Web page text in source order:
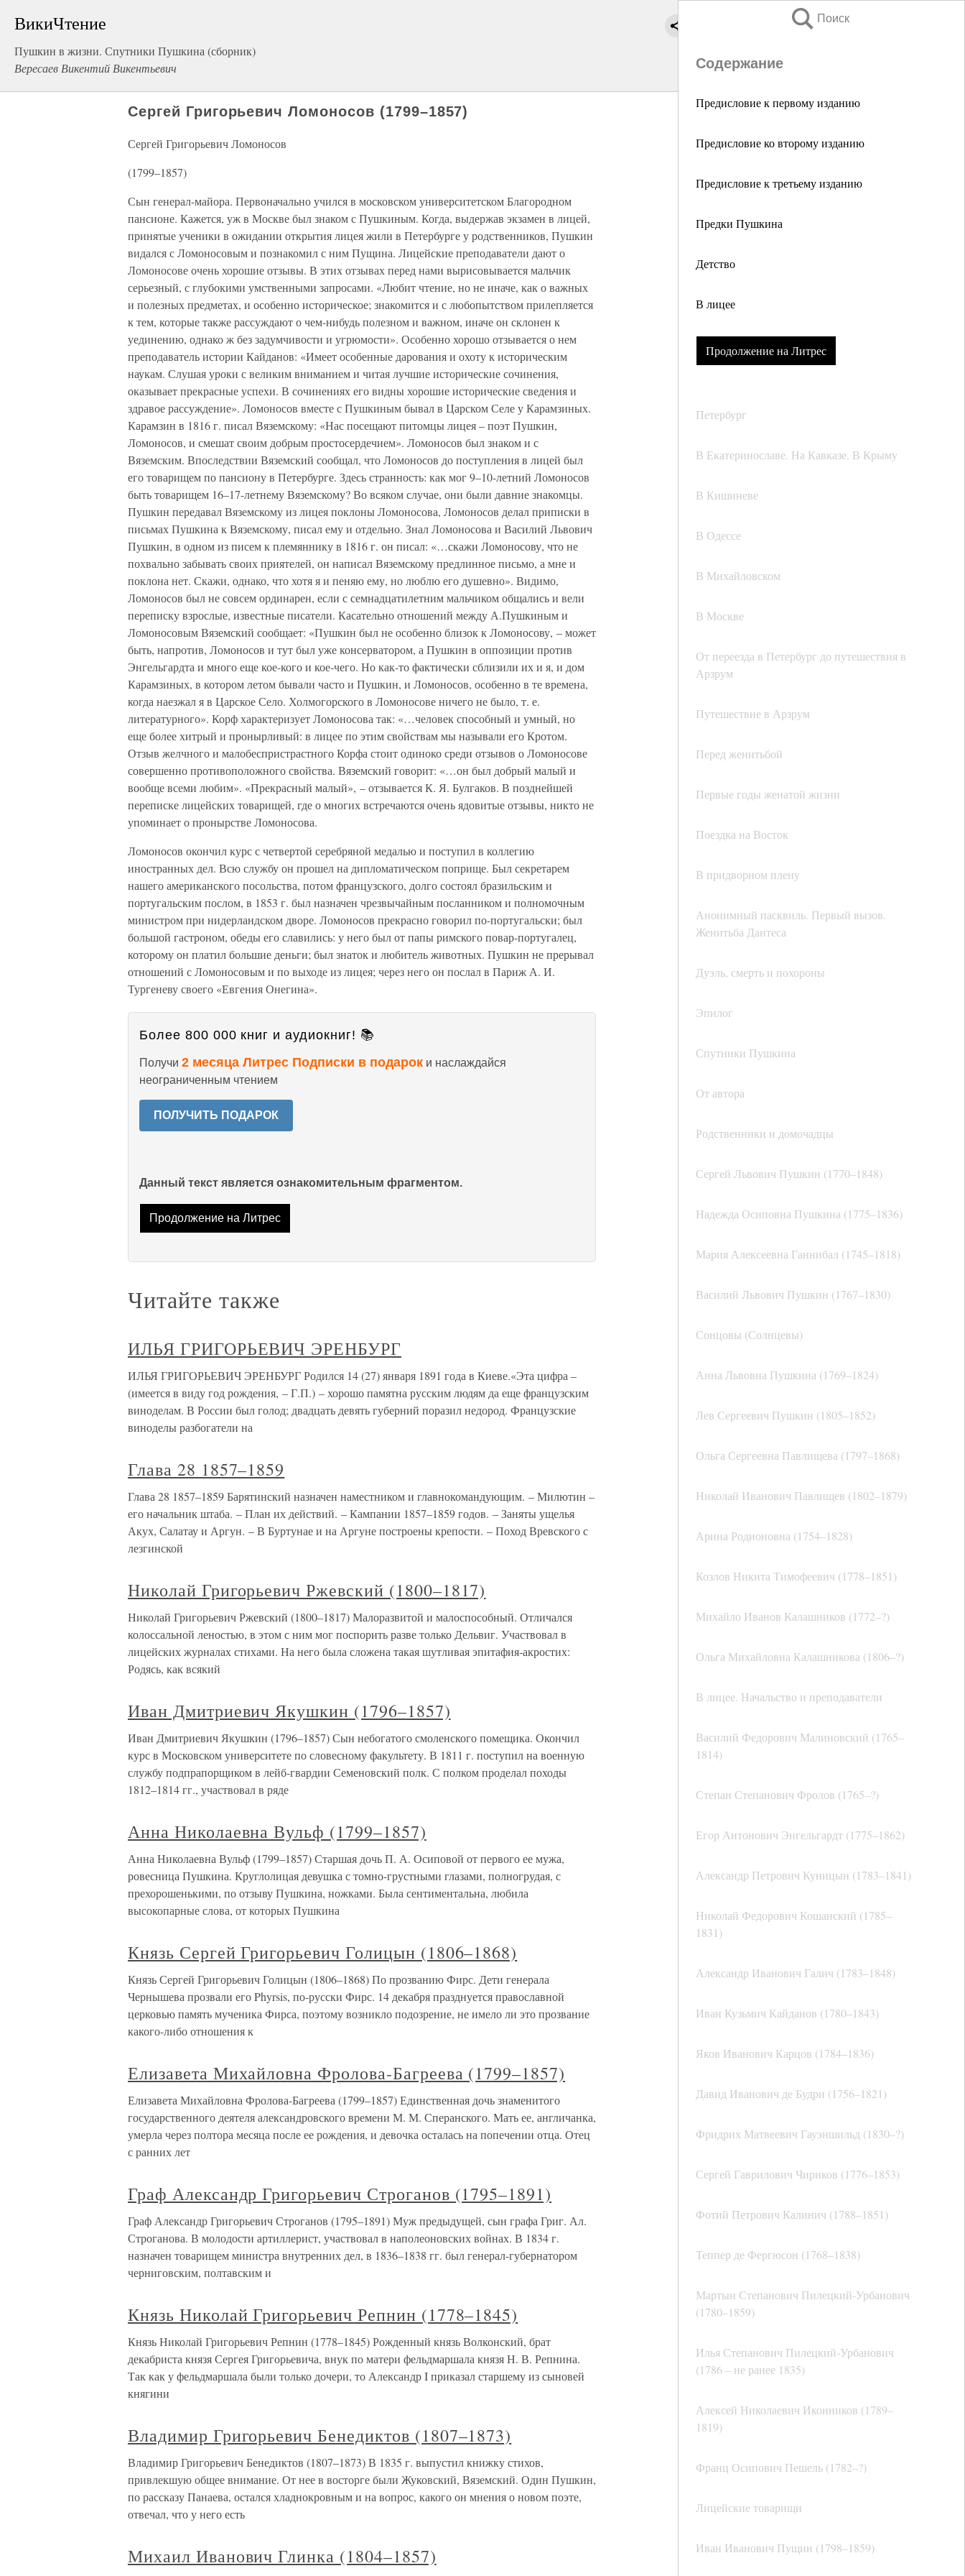
ВикиЧтение
Пушкин в жизни. Спутники Пушкина (сборник)
Вересаев Викентий Викентьевич
Поиск
Содержание
Предисловие к первому изданию
Предисловие ко второму изданию
Предисловие к третьему изданию
Предки Пушкина
Детство
В лицее
Продолжение на Литрес
Петербург
В Екатеринославе. На Кавказе. В Крыму
В Кишиневе
В Одессе
В Михайловском
В Москве
От переезда в Петербург до путешествия в
Арзрум
Путешествие в Арзрум
Перед женитьбой
Первые годы женатой жизни
Поездка на Восток
В придворном плену
Анонимный пасквиль. Первый вызов.
Женитьба Дантеса
Дуэль, смерть и похороны
Эпилог
Спутники Пушкина
От автора
Родственники и домочадцы
Сергей Львович Пушкин (1770–1848)
Надежда Осиповна Пушкина (1775–1836)
Мария Алексеевна Ганнибал (1745–1818)
Василий Львович Пушкин (1767–1830)
Сонцовы (Солнцевы)
Анна Львовна Пушкина (1769–1824)
Лев Сергеевич Пушкин (1805–1852)
Ольга Сергеевна Павлищева (1797–1868)
Николай Иванович Павлищев (1802–1879)
Арина Родионовна (1754–1828)
Козлов Никита Тимофеевич (1778–1851)
Михайло Иванов Калашников (1772–?)
Ольга Михайловна Калашникова (1806–?)
В лицее. Начальство и преподаватели
Василий Федорович Малиновский (1765–
1814)
Степан Степанович Фролов (1765–?)
Егор Антонович Энгельгардт (1775–1862)
Александр Петрович Куницын (1783–1841)
Николай Федорович Кошанский (1785–
1831)
Александр Иванович Галич (1783–1848)
Иван Кузьмич Кайданов (1780–1843)
Яков Иванович Карцов (1784–1836)
Давид Иванович де Будри (1756–1821)
Фридрих Матвеевич Гауэншильд (1830–?)
Сергей Гаврилович Чириков (1776–1853)
Фотий Петрович Калинич (1788–1851)
Теппер де Фергюсон (1768–1838)
Мартын Степанович Пилецкий-Урбанович
(1780–1859)
Илья Степанович Пилецкий-Урбанович
(1786 – не ранее 1835)
Алексей Николаевич Иконников (1789–
1819)
Франц Осипович Пешель (1782–?)
Лицейские товарищи
Иван Иванович Пущин (1798–1859)
Сергей Григорьевич Ломоносов (1799–1857)
Сергей Григорьевич Ломоносов
(1799–1857)
Сын генерал-майора. Первоначально учился в московском университетском Благородном
пансионе. Кажется, уж в Москве был знаком с Пушкиным. Когда, выдержав экзамен в лицей,
принятые ученики в ожидании открытия лицея жили в Петербурге у родственников, Пушкин
видался с Ломоносовым и познакомил с ним Пущина. Лицейские преподаватели дают о
Ломоносове очень хорошие отзывы. В этих отзывах перед нами вырисовывается мальчик
серьезный, с глубокими умственными запросами. «Любит чтение, но не иначе, как о важных
и полезных предметах, и особенно историческое; знакомится и с любопытством прилепляется
к тем, которые также рассуждают о чем-нибудь полезном и важном, иначе он склонен к
уединению, однако ж без задумчивости и угрюмости». Особенно хорошо отзывается о нем
преподаватель истории Кайданов: «Имеет особенные дарования и охоту к историческим
наукам. Слушая уроки с великим вниманием и читая лучшие исторические сочинения,
оказывает прекрасные успехи. В сочинениях его видны хорошие исторические сведения и
здравое рассуждение». Ломоносов вместе с Пушкиным бывал в Царском Селе у Карамзиных.
Карамзин в 1816 г. писал Вяземскому: «Нас посещают питомцы лицея – поэт Пушкин,
Ломоносов, и смешат своим добрым простосердечием». Ломоносов был знаком и с
Вяземским. Впоследствии Вяземский сообщал, что Ломоносов до поступления в лицей был
его товарищем по пансиону в Петербурге. Здесь странность: как мог 9–10-летний Ломоносов
быть товарищем 16–17-летнему Вяземскому? Во всяком случае, они были давние знакомцы.
Пушкин передавал Вяземскому из лицея поклоны Ломоносова, Ломоносов делал приписки в
письмах Пушкина к Вяземскому, писал ему и отдельно. Знал Ломоносова и Василий Львович
Пушкин, в одном из писем к племяннику в 1816 г. он писал: «…скажи Ломоносову, что не
похвально забывать своих приятелей, он написал Вяземскому предлинное письмо, а мне и
поклона нет. Скажи, однако, что хотя я и пеняю ему, но люблю его душевно». Видимо,
Ломоносов был не совсем ординарен, если с семнадцатилетним мальчиком общались и вели
переписку взрослые, известные писатели. Касательно отношений между А.Пушкиным и
Ломоносовым Вяземский сообщает: «Пушкин был не особенно близок к Ломоносову, – может
быть, напротив, Ломоносов и тут был уже консерватором, а Пушкин в оппозиции против
Энгельгардта и много еще кое-кого и кое-чего. Но как-то фактически сблизили их и я, и дом
Карамзиных, в котором летом бывали часто и Пушкин, и Ломоносов, особенно в те времена,
когда наезжал я в Царское Село. Холмогорского в Ломоносове ничего не было, т. е.
литературного». Корф характеризует Ломоносова так: «…человек способный и умный, но
еще более хитрый и пронырливый: в лицее по этим свойствам мы называли его Кротом.
Отзыв желчного и малобеспристрастного Корфа стоит одиноко среди отзывов о Ломоносове
совершенно противоположного свойства. Вяземский говорит: «…он был добрый малый и
вообще всеми любим». «Прекрасный малый», – отзывается К. Я. Булгаков. В позднейшей
переписке лицейских товарищей, где о многих встречаются очень ядовитые отзывы, никто не
упоминает о пронырстве Ломоносова.
Ломоносов окончил курс с четвертой серебряной медалью и поступил в коллегию
иностранных дел. Всю службу он прошел на дипломатическом поприще. Был секретарем
нашего американского посольства, потом французского, долго состоял бразильским и
португальским послом, в 1853 г. был назначен чрезвычайным посланником и полномочным
министром при нидерландском дворе. Ломоносов прекрасно говорил по-португальски; был
большой гастроном, обеды его славились: у него был от папы римского повар-португалец,
которому он платил большие деньги; был знаток и любитель животных. Пушкин не прерывал
отношений с Ломоносовым и по выходе из лицея; через него он послал в Париж А. И.
Тургеневу своего «Евгения Онегина».
Более 800 000 книг и аудиокниг! 📚
Получи 2 месяца Литрес Подписки в подарок и наслаждайся
неограниченным чтением
ПОЛУЧИТЬ ПОДАРОК
Данный текст является ознакомительным фрагментом.
Продолжение на Литрес
Читайте также
ИЛЬЯ ГРИГОРЬЕВИЧ ЭРЕНБУРГ
ИЛЬЯ ГРИГОРЬЕВИЧ ЭРЕНБУРГ Родился 14 (27) января 1891 года в Киеве.«Эта цифра –
(имеется в виду год рождения, – Г.П.) – хорошо памятна русским людям да еще французским
виноделам. В России был голод; двадцать девять губерний поразил недород. Французские
виноделы разбогатели на
Глава 28 1857–1859
Глава 28 1857–1859 Барятинский назначен наместником и главнокомандующим. – Милютин –
его начальник штаба. – План их действий. – Кампании 1857–1859 годов. – Заняты ущелья
Акух, Салатау и Аргун. – В Буртунае и на Аргуне построены крепости. – Поход Вревского с
лезгинской
Николай Григорьевич Ржевский (1800–1817)
Николай Григорьевич Ржевский (1800–1817) Малоразвитой и малоспособный. Отличался
колоссальной леностью, в этом с ним мог поспорить разве только Дельвиг. Участвовал в
лицейских журналах стихами. На него была сложена такая шутливая эпитафия-акростих:
Родясь, как всякий
Иван Дмитриевич Якушкин (1796–1857)
Иван Дмитриевич Якушкин (1796–1857) Сын небогатого смоленского помещика. Окончил
курс в Московском университете по словесному факультету. В 1811 г. поступил на военную
службу подпрапорщиком в лейб-гвардии Семеновский полк. С полком проделал походы
1812–1814 гг., участвовал в ряде
Анна Николаевна Вульф (1799–1857)
Анна Николаевна Вульф (1799–1857) Старшая дочь П. А. Осиповой от первого ее мужа,
ровесница Пушкина. Круглолицая девушка с томно-грустными глазами, полногрудая, с
прехорошенькими, по отзыву Пушкина, ножками. Была сентиментальна, любила
высокопарные слова, от которых Пушкина
Князь Сергей Григорьевич Голицын (1806–1868)
Князь Сергей Григорьевич Голицын (1806–1868) По прозванию Фирс. Дети генерала
Чернышева прозвали его Phyrsis, по-русски Фирс. 14 декабря празднуется православной
церковью память мученика Фирса, поэтому возникло подозрение, не имело ли это прозвание
какого-либо отношения к
Елизавета Михайловна Фролова-Багреева (1799–1857)
Елизавета Михайловна Фролова-Багреева (1799–1857) Единственная дочь знаменитого
государственного деятеля александровского времени М. М. Сперанского. Мать ее, англичанка,
умерла через полтора месяца после ее рождения, и девочка осталась на попечении отца. Отец
с ранних лет
Граф Александр Григорьевич Строганов (1795–1891)
Граф Александр Григорьевич Строганов (1795–1891) Муж предыдущей, сын графа Григ. Ал.
Строганова. В молодости артиллерист, участвовал в наполеоновских войнах. В 1834 г.
назначен товарищем министра внутренних дел, в 1836–1838 гг. был генерал-губернатором
черниговским, полтавским и
Князь Николай Григорьевич Репнин (1778–1845)
Князь Николай Григорьевич Репнин (1778–1845) Рожденный князь Волконский, брат
декабриста князя Сергея Григорьевича, внук по матери фельдмаршала князя Н. В. Репнина.
Так как у фельдмаршала были только дочери, то Александр I приказал старшему из сыновей
княгини
Владимир Григорьевич Бенедиктов (1807–1873)
Владимир Григорьевич Бенедиктов (1807–1873) В 1835 г. выпустил книжку стихов,
привлекшую общее внимание. От нее в восторге были Жуковский, Вяземский. Один Пушкин,
по рассказу Панаева, остался хладнокровным и на вопрос, какого он мнения о новом поэте,
отвечал, что у него есть
Михаил Иванович Глинка (1804–1857)